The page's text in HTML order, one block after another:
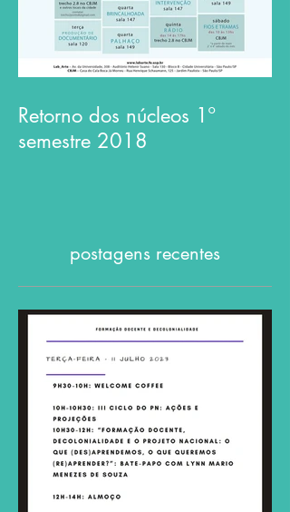
Retorno dos núcleos 1º
semestre 2018
postagens recentes